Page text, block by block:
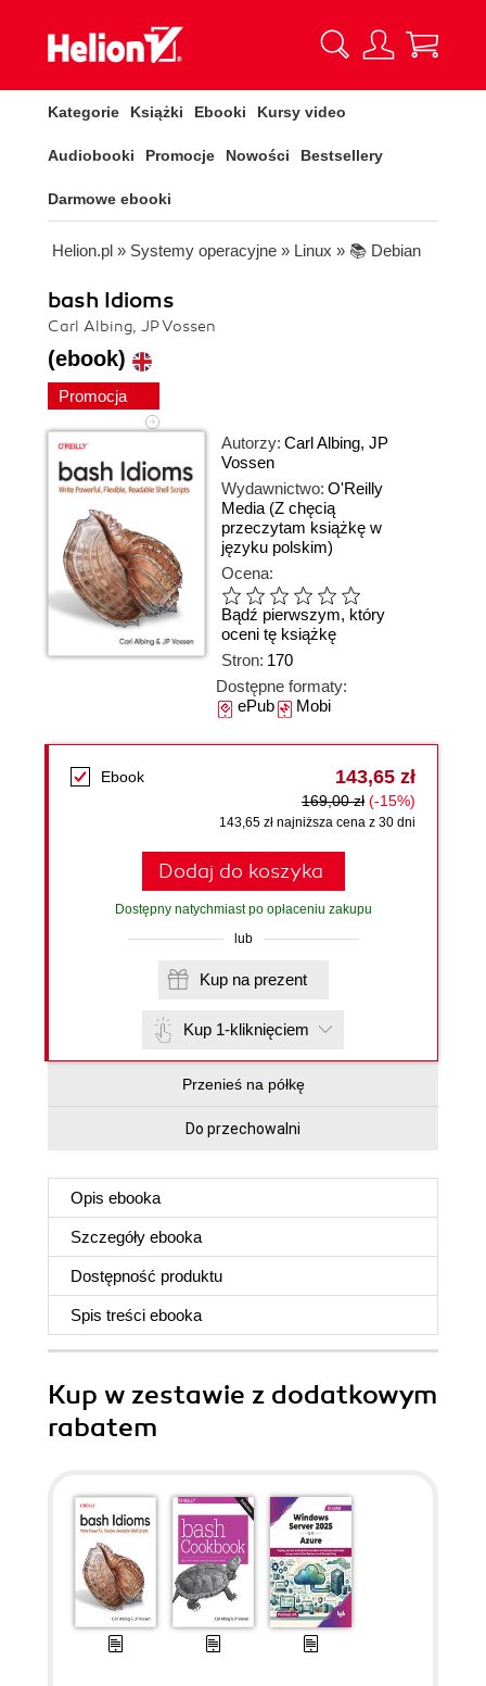
Kategorie Książki Ebooki Kursy video
Audiobooki Promocje Nowości Bestsellery
Darmowe ebooki
Helion.pl » Systemy operacyjne » Linux » 📚 Debian
bash Idioms
Carl Albing, JP Vossen
(ebook)
Promocja
Autorzy: Carl Albing, JP
Vossen
Wydawnictwo: O'Reilly
Media (Z chęcią
przeczytam książkę w
języku polskim)
Ocena:
Bądź pierwszym, który
oceni tę książkę
Stron: 170
Dostępne formaty:
ePubMobi
Ebook 143,65 zł
169,00 zł (-15%)
143,65 zł najniższa cena z 30 dni
Dodaj do koszyka
Dostępny natychmiast po opłaceniu zakupu
lub
Kup na prezent
Kup 1-kliknięciem
Przenieś na półkę
Do przechowalni
Opis ebooka
Szczegóły ebooka
Dostępność produktu
Spis treści ebooka
Kup w zestawie z dodatkowym
rabatem